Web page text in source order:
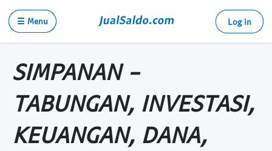
☰ Menu Log in
SIMPANAN -
TABUNGAN, INVESTASI,
KEUANGAN, DANA,